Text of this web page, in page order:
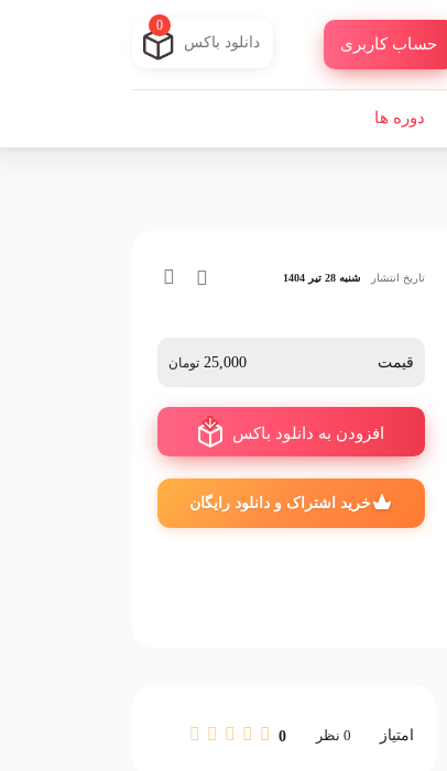
حساب کاربری دانلود باکس
0
دوره ها
تاریخ انتشار شنبه 28 تیر 1404
قیمت 25,000 تومان
افزودن به دانلود باکس
خرید اشتراک و دانلود رایگان
امتیاز 0 نظر 0